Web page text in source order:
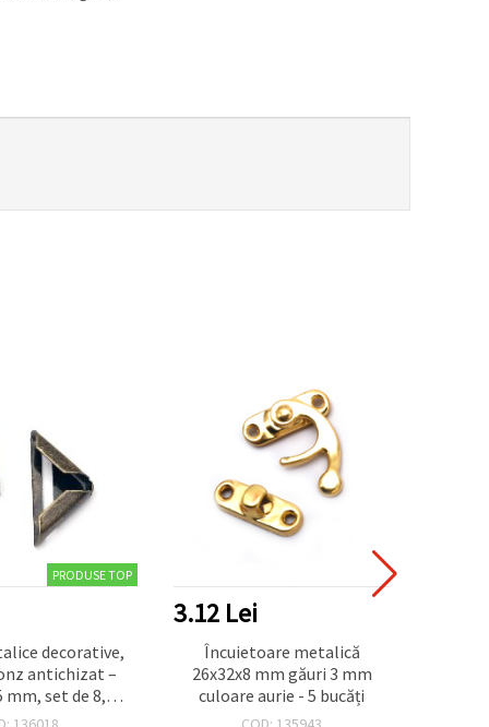
PRODUSE TOP
decorative,
antichizat –
mm, set de 8,
scrapbooking,
3.12 Lei
Încuietoare metalică
26x32x8 mm găuri 3 mm
culoare aurie - 5 bucăți